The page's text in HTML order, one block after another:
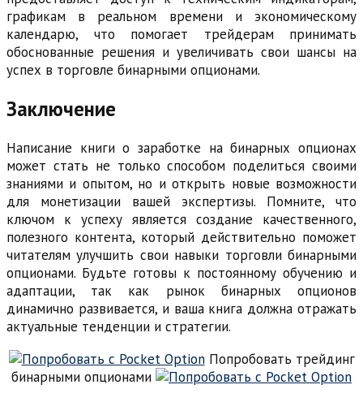
графикам в реальном времени и экономическому
календарю, что помогает трейдерам принимать
обоснованные решения и увеличивать свои шансы на
успех в торговле бинарными опционами.
Заключение
Написание книги о заработке на бинарных опционах
может стать не только способом поделиться своими
знаниями и опытом, но и открыть новые возможности
для монетизации вашей экспертизы. Помните, что
ключом к успеху является создание качественного,
полезного контента, который действительно поможет
читателям улучшить свои навыки торговли бинарными
опционами. Будьте готовы к постоянному обучению и
адаптации, так как рынок бинарных опционов
динамично развивается, и ваша книга должна отражать
актуальные тенденции и стратегии.
Попробовать трейдинг
бинарными опционами